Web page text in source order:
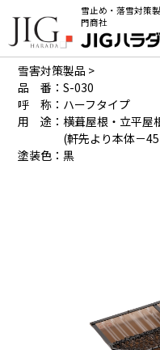
雪止め・落雪対策
門商社
製品詳細
雪害対策製品 >
品 番：S-030
呼 称：ハーフタイプ
用 途：横葺屋根・立平屋
(軒先より本体－
塗装色：黒